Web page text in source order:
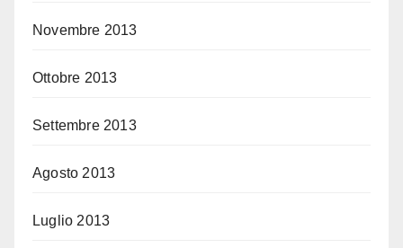
Novembre 2013
Ottobre 2013
Settembre 2013
Agosto 2013
Luglio 2013